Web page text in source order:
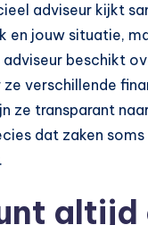
adviseur kijkt
en jouw situatie,
beschikt
verschillende
ze transparant
dat zaken